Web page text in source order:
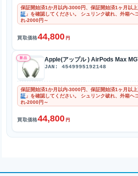
保証開始済1か月以内-3000円、保証開始済1ヶ月以
証 」を確認してください。 シュリンク破れ、外箱ヘ
れ-2000円～
買取価格44,800 円
新品 Apple(アップル ) AirPods Max
JAN: 4549995192148
保証開始済1か月以内-3000円、保証開始済1ヶ月以
証 」を確認してください。 シュリンク破れ、外箱ヘ
れ-2000円～
買取価格44,800 円